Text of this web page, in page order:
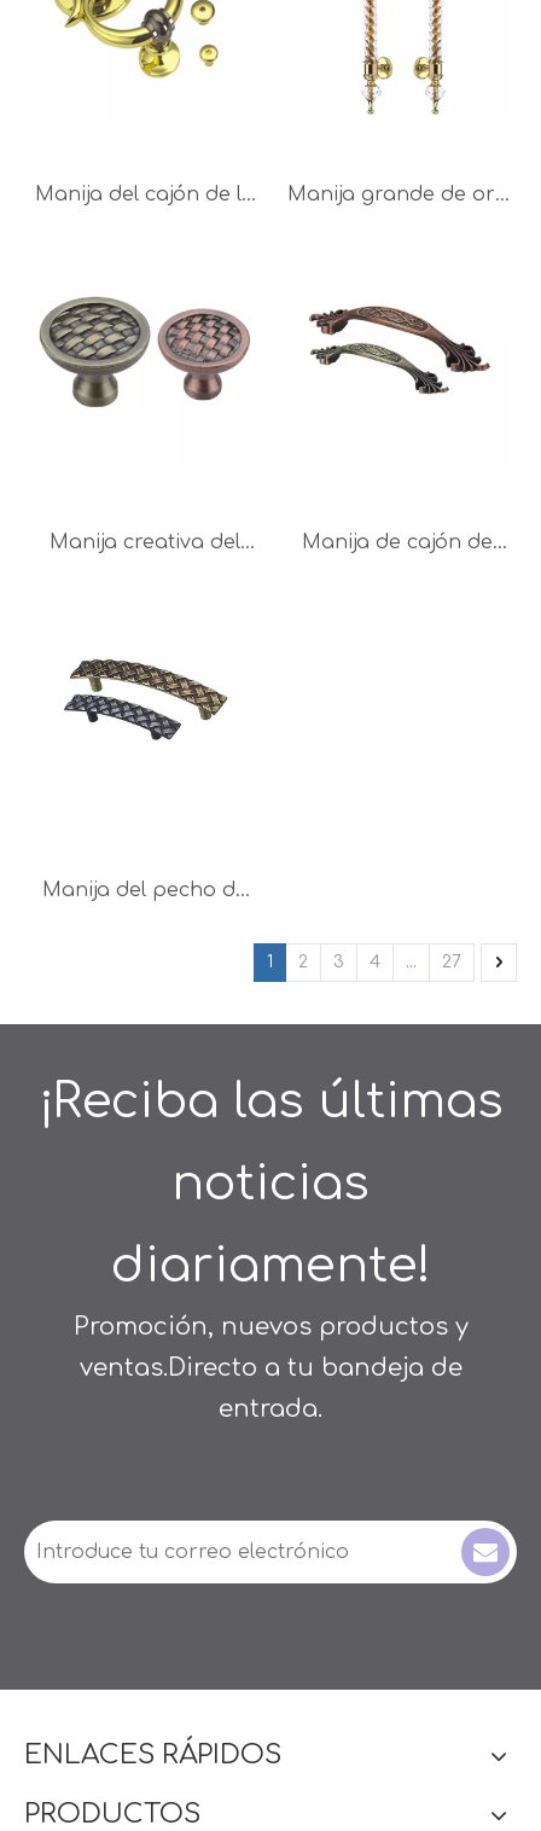
Manija del cajón de la
fábrica 85m m
Manija grande de oro
aleación del cinc
Manija creativa del
m del cinc de la
decoración
Manija de cajón de
Manija del pecho de
1 2 3 4 ... 27
¡Reciba las últimas
noticias
diariamente!
Promoción, nuevos productos y
ventas.Directo a tu bandeja de
entrada.
ENLACES RÁPIDOS
PRODUCTOS